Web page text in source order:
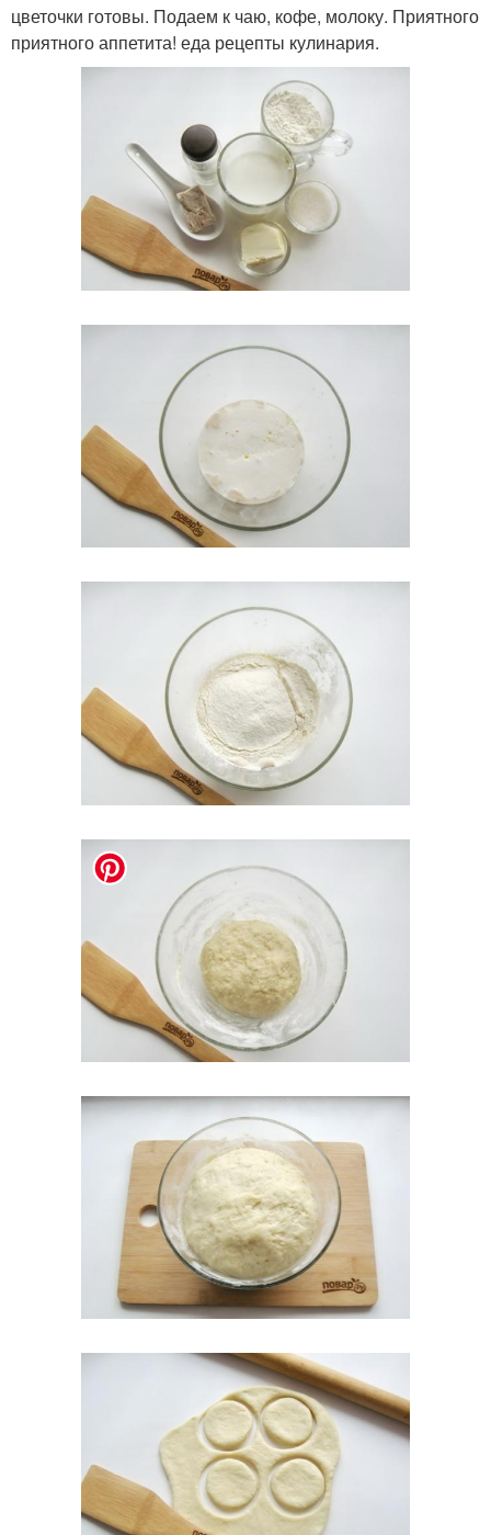
цветочки готовы. Подаем к чаю, кофе, молоку. Приятного
приятного аппетита! еда рецепты кулинария.